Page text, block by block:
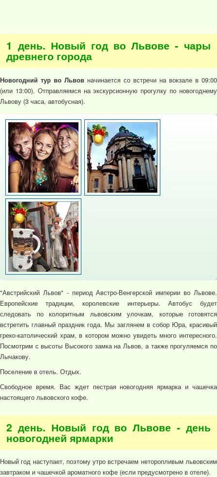
1 день. Новый год во Львове - чары
древнего города
Новогодний тур во Львов начинается со встречи на вокзале в 09:00
(или 13:00). Отправляемся на экскурсионную прогулку по новогоднему
Львову (3 часа, автобусная).
"Австрийский Львов" - период Австро-Венгерской империи во Львове.
Европейские традиции, королевские интерьеры. Автобус будет
следовать по колоритным львовским улочкам, которые готовятся
встретить главный праздник года. Мы заглянем в собор Юра, красивый
греко-католический храм, в котором можно увидеть много интересного.
Посмотрим с высоты Высокого замка на Львов, а также прогуляемся по
Лычакову.
Поселение в отель. Отдых.
Свободное время. Вас ждет пестрая новогодняя ярмарка и чашечка
настоящего львовского кофе.
2 день. Новый год во Львове - день
новогодней ярмарки
Новый год наступает, поэтому утро встречаем неторопливым львовским
завтраком и чашечкой ароматного кофе (если предусмотрено в отеле).